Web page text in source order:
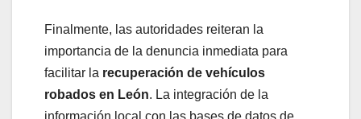
Finalmente, las autoridades reiteran la
importancia de la denuncia inmediata para
facilitar la recuperación de vehículos
robados en León. La integración de la